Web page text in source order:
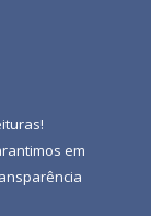
!
em